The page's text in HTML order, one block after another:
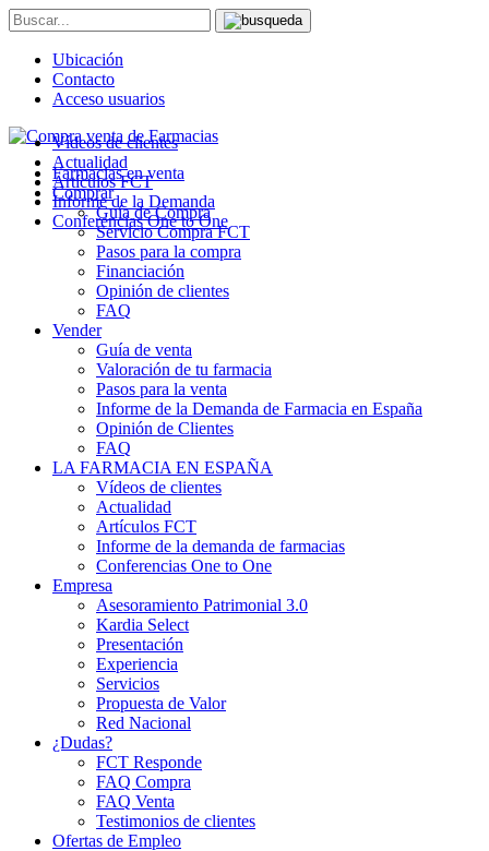
Ubicación
Contacto
Acceso usuarios
Farmacias en venta
Comprar
Guía de Compra
Servicio Compra FCT
Pasos para la compra
Financiación
Opinión de clientes
FAQ
Vender
Guía de venta
Valoración de tu farmacia
Pasos para la venta
Informe de la Demanda de Farmacia en España
Opinión de Clientes
FAQ
LA FARMACIA EN ESPAÑA
Vídeos de clientes
Actualidad
Artículos FCT
Informe de la demanda de farmacias
Conferencias One to One
Empresa
Asesoramiento Patrimonial 3.0
Kardia Select
Presentación
Experiencia
Servicios
Propuesta de Valor
Red Nacional
¿Dudas?
FCT Responde
FAQ Compra
FAQ Venta
Testimonios de clientes
Ofertas de Empleo
Vídeos de clientes
Actualidad
Artículos FCT
Informe de la Demanda
Conferencias One to One